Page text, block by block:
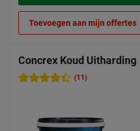
Toevoegen aan mijn offertes
Concrex Koud Uitharding
(11)